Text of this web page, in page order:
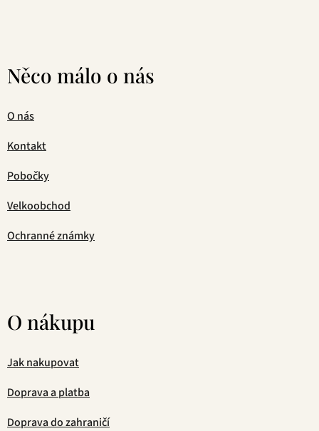
Něco málo o nás
O nás
Kontakt
Pobočky
Velkoobchod
Ochranné známky
O nákupu
Jak nakupovat
Doprava a platba
Doprava do zahraničí